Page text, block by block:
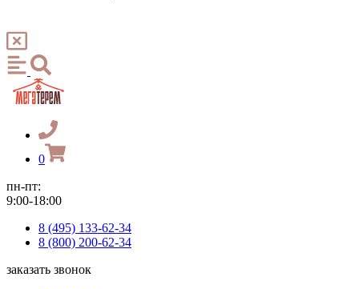
0
пн-пт:
9:00-18:00
8 (495) 133-62-34
8 (800) 200-62-34
заказать звонок